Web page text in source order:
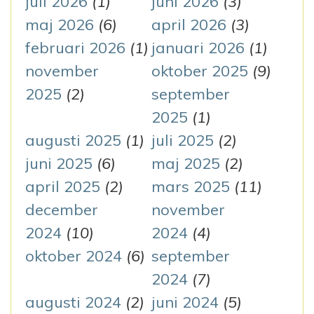
e
r
:
maj 2026 (6) april 2026 (3)
februari 2026 (1) januari 2026 (1)
november
2025 (2)
oktober 2025 (9)
september
2025 (1)
augusti 2025 (1) juli 2025 (2)
juni 2025 (6) maj 2025 (2)
april 2025 (2) mars 2025 (11)
december
2024 (10)
november
2024 (4)
oktober 2024 (6) september
2024 (7)
augusti 2024 (2) juni 2024 (5)